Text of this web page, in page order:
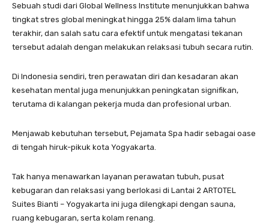
Sebuah studi dari Global Wellness Institute menunjukkan bahwa
tingkat stres global meningkat hingga 25% dalam lima tahun
terakhir, dan salah satu cara efektif untuk mengatasi tekanan
tersebut adalah dengan melakukan relaksasi tubuh secara rutin.
Di Indonesia sendiri, tren perawatan diri dan kesadaran akan
kesehatan mental juga menunjukkan peningkatan signifikan,
terutama di kalangan pekerja muda dan profesional urban.
Menjawab kebutuhan tersebut, Pejamata Spa hadir sebagai oase
di tengah hiruk-pikuk kota Yogyakarta.
Tak hanya menawarkan layanan perawatan tubuh, pusat
kebugaran dan relaksasi yang berlokasi di Lantai 2 ARTOTEL
Suites Bianti – Yogyakarta ini juga dilengkapi dengan sauna,
ruang kebugaran, serta kolam renang.